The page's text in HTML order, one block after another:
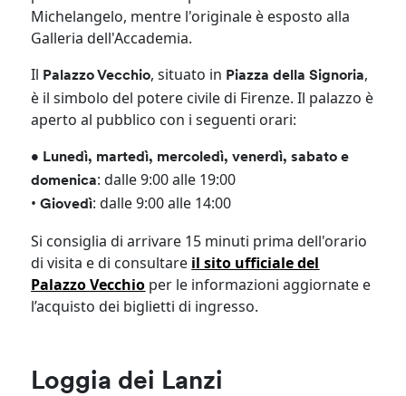
Michelangelo, mentre l'originale è esposto alla
Galleria dell'Accademia.
Il Palazzo Vecchio, situato in Piazza della Signoria,
è il simbolo del potere civile di Firenze. Il palazzo è
aperto al pubblico con i seguenti orari:
• Lunedì, martedì, mercoledì, venerdì, sabato e
domenica: dalle 9:00 alle 19:00
•Giovedì: dalle 9:00 alle 14:00
Si consiglia di arrivare 15 minuti prima dell'orario
di visita e di consultare il sito ufficiale del
Palazzo Vecchio per le informazioni aggiornate e
l’acquisto dei biglietti di ingresso.
Loggia dei Lanzi